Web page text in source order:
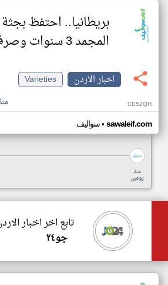
بريطانيا.. احتفظ
المجمد 3 سنوات وصرف معاشها
اخبار الاردن
Varieties
CE52QH
سواليف• sawaleif.com
منذ
يومين
تابع اخر اخبار
جو٢٤